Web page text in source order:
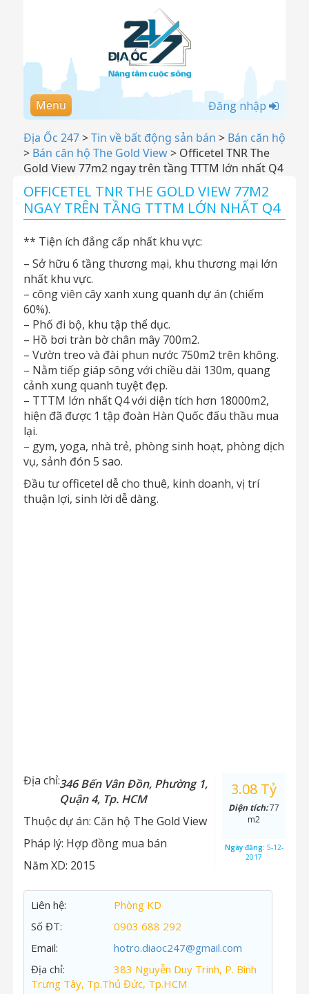
Menu Đăng nhập
Địa Ốc 247>Tin về bất động sản bán > Bán căn hộ
> Bán căn hộ The Gold View> Officetel TNR The
Gold View 77m2 ngay trên tầng TTTM lớn nhất Q4
OFFICETEL TNR THE GOLD VIEW 77M2
NGAY TRÊN TẦNG TTTM LỚN NHẤT Q4
** Tiện ích đẳng cấp nhất khu vực:
– Sở hữu 6 tầng thương mại, khu thương mại lớn
nhất khu vực.
– công viên cây xanh xung quanh dự án (chiếm
60%).
– Phố đi bộ, khu tập thể dục.
– Hồ bơi tràn bờ chân mây 700m2.
– Vườn treo và đài phun nước 750m2 trên không.
– Nằm tiếp giáp sông với chiều dài 130m, quang
cảnh xung quanh tuyệt đẹp.
– TTTM lớn nhất Q4 với diện tích hơn 18000m2,
hiện đã được 1 tập đoàn Hàn Quốc đấu thầu mua
lại.
– gym, yoga, nhà trẻ, phòng sinh hoạt, phòng dịch
vụ, sảnh đón 5 sao.
Đầu tư officetel dễ cho thuê, kinh doanh, vị trí
thuận lợi, sinh lời dễ dàng.
Địa chỉ:346 Bến Vân Đồn, Phường 1,
Quận 4, Tp. HCM
Thuộc dự án: Căn hộ The Gold View
Pháp lý: Hợp đồng mua bán
Năm XD: 2015
3.08 Tỷ
Diện tích:77
m2
Ngày đăng: 5-12-
2017
Liên hệ:
Phòng KD
Số ĐT:
0903 688 292
Email:
hotro.diaoc247@gmail.com
Địa chỉ:
383 Nguyễn Duy Trinh, P. Bình
Trưng Tây, Tp.Thủ Đức, Tp.HCM